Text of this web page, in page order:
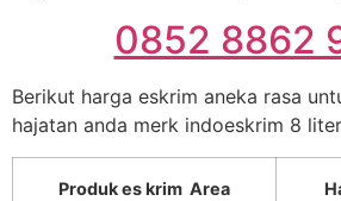
0852 8862
Berikut harga eskrim aneka rasa
hajatan anda merk indoeskrim 8 liter
Produk es krim Area